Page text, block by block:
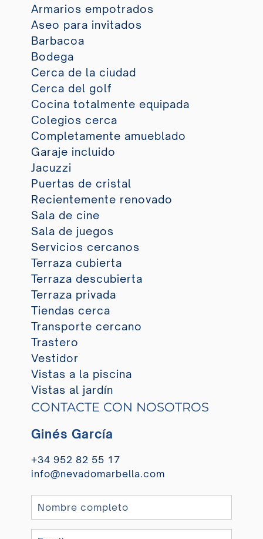
Armarios empotrados
Aseo para invitados
Barbacoa
Bodega
Cerca de la ciudad
Cerca del golf
Cocina totalmente equipada
Colegios cerca
Completamente amueblado
Garaje incluido
Jacuzzi
Puertas de cristal
Recientemente renovado
Sala de cine
Sala de juegos
Servicios cercanos
Terraza cubierta
Terraza descubierta
Terraza privada
Tiendas cerca
Transporte cercano
Trastero
Vestidor
Vistas a la piscina
Vistas al jardín
CONTACTE CON NOSOTROS
Ginés García
+34 952 82 55 17
info@nevadomarbella.com